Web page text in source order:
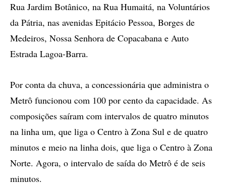
Rua Jardim Botânico, na Rua Humaitá, na Voluntários
da Pátria, nas avenidas Epitácio Pessoa, Borges de
Medeiros, Nossa Senhora de Copacabana e Auto
Estrada Lagoa-Barra.
Por conta da chuva, a concessionária que administra o
Metrô funcionou com 100 por cento da capacidade. As
composições saíram com intervalos de quatro minutos
na linha um, que liga o Centro à Zona Sul e de quatro
minutos e meio na linha dois, que liga o Centro à Zona
Norte. Agora, o intervalo de saída do Metrô é de seis
minutos.